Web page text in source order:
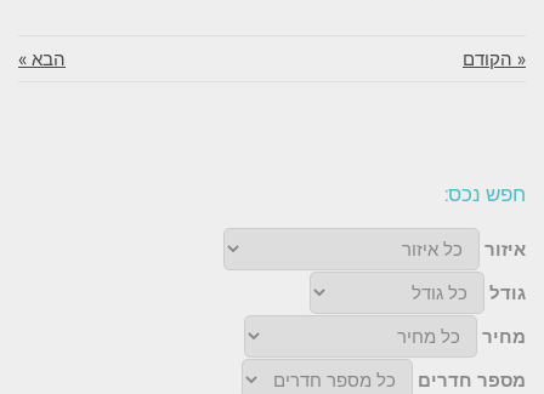
« הקודם הבא »
חפש נכס:
איזור
גודל
מחיר
מספר חדרים